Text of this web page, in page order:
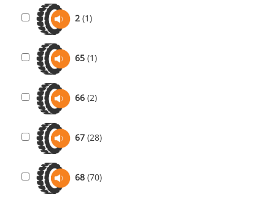
2 (1)
65 (1)
66 (2)
67 (28)
68 (70)